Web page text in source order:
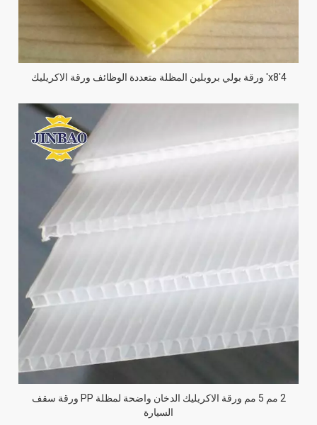
4'x8' ورقة بولي بروبلين المظلة متعددة الوظائف ورقة الاكريليك
2 مم 5 مم ورقة الاكريليك الدخان واضحة لمظلة PP ورقة سقف
السيارة